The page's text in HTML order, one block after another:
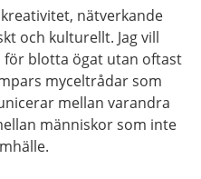
nätverkande
och kulturellt. Jag vill
för blotta ögat utan oftast
myceltrådar som
mellan varandra
människor som inte